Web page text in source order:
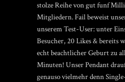
stolze Reihe von gut funf
Mitgliedern. Fail beweist
unserem Test-User: unter
Besucher, 20 Likes & bereits
echt beachtlicher Geburt zu
Minuten! Unser Pendant
genauso vielmehr denn